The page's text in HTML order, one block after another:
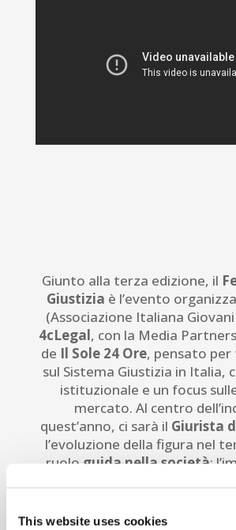
This website uses cookies
Giunto alla terza edizione, il
Giustizia è l’evento
(Associazione Italiana
4cLegal, con la Media
de Il Sole 24 Ore, pensato
sul Sistema Giustizia in Italia,
istituzionale e un focus
mercato. Al centro
quest’anno, ci sarà il Giurista
l’evoluzione della figura nel
ruolo guida nella società;
sull’Avvocatura; l’approccio